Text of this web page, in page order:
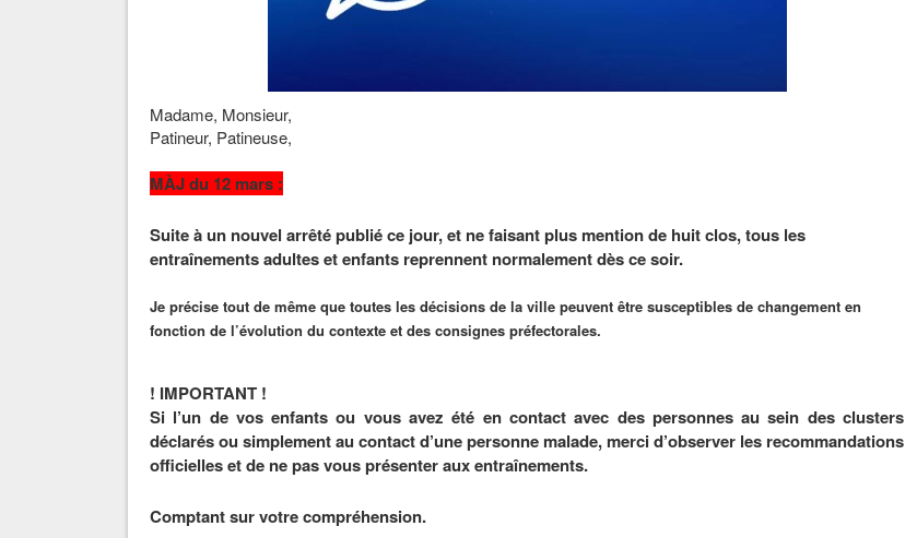
Madame, Monsieur,
Patineur, Patineuse,
MÀJ du 12 mars :
Suite à un nouvel arrêté publié ce jour, et ne faisant plus mention de huit clos, tous les
entraînements adultes et enfants reprennent normalement dès ce soir.
Je précise tout de même que toutes les décisions de la ville peuvent être susceptibles de changement en
fonction de l’évolution du contexte et des consignes préfectorales.
! IMPORTANT !
Si l’un de vos enfants ou vous avez été en contact avec des personnes au sein des clusters
déclarés ou simplement au contact d’une personne malade, merci d’observer les recommandations
officielles et de ne pas vous présenter aux entraînements.
Comptant sur votre compréhension.